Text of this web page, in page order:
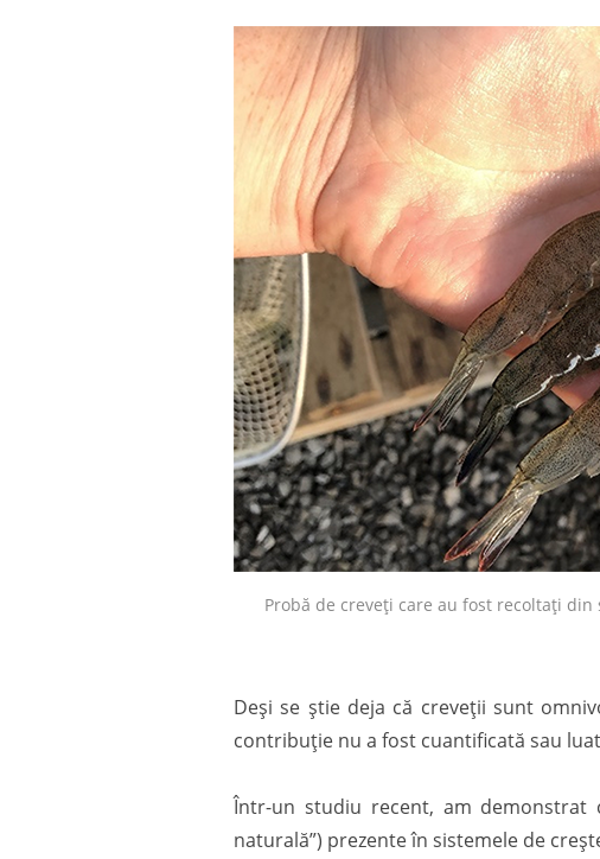
Probă de creveți care au fost recoltați
Deși se știe deja că creveții sunt
contribuție nu a fost cuantificată sau
Într-un studiu recent, am demonstrat
naturală”) prezente în sistemele de